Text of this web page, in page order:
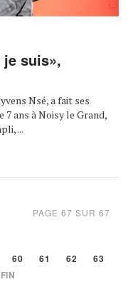
suis»,
Nsé, a fait ses
7 ans à Noisy le Grand,
...
PAGE 67 SUR 67
60 61 62
63
FIN